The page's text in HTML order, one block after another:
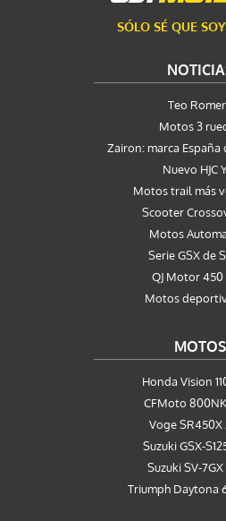
SÓLO SÉ QUE
Teo
Motos 3
Zairon: marca España
Nuevo HJC
Motos trail más
Scooter
Motos
Serie GSX de
QJ Motor 450
Motos
MOTOS
Honda Vision
CFMoto
Voge SR450X
Suzuki GSX-
Suzuki SV-
Triumph Daytona